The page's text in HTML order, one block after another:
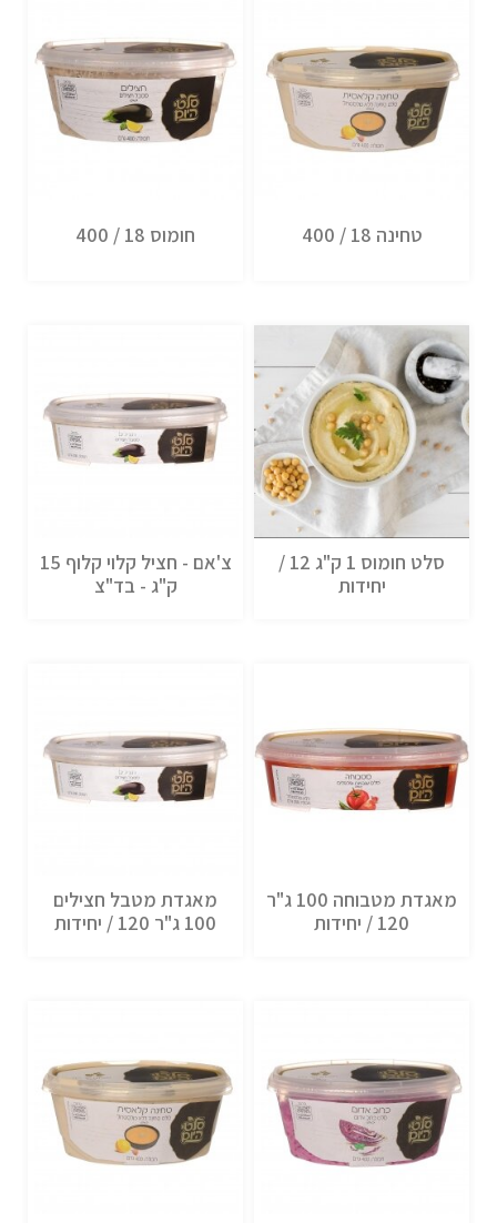
טחינה 18 / 400 חומוס 18 / 400
סלט חומוס 1 ק"ג 12 /
יחידות
צ'אם - חציל קלוי קלוף 15
ק"ג - בד"צ
מאגדת מטבוחה 100 ג"ר
120 / יחידות
מאגדת מטבל חצילים
100 ג"ר 120 / יחידות